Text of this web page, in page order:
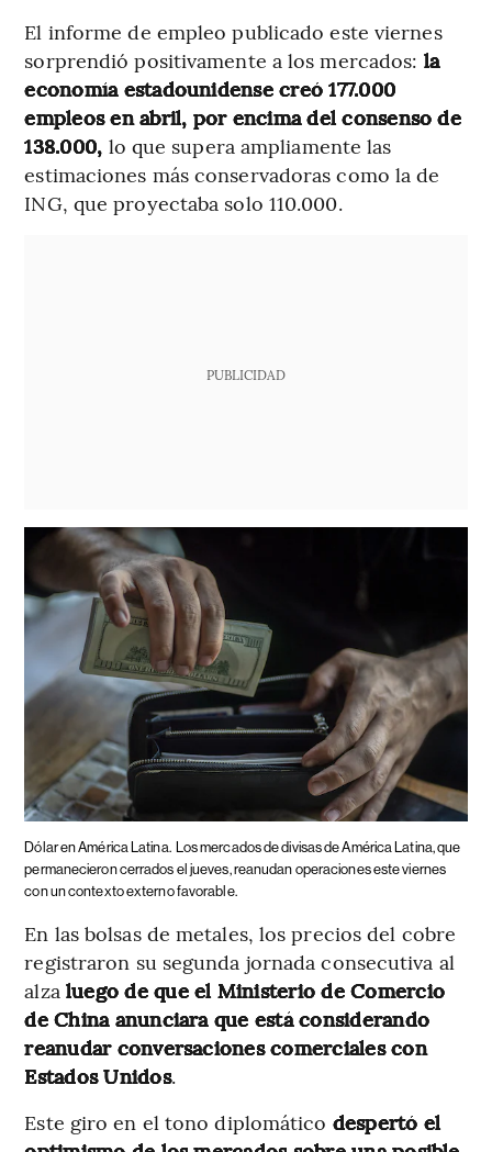
El informe de empleo publicado este viernes
sorprendió positivamente a los mercados: la
economía estadounidense creó 177.000
empleos en abril, por encima del consenso de
138.000, lo que supera ampliamente las
estimaciones más conservadoras como la de
ING, que proyectaba solo 110.000.
PUBLICIDAD
Dólar en América Latina.
Los mercados de divisas de América Latina, que
permanecieron cerrados el jueves, reanudan operaciones este viernes
con un contexto externo favorable.
En las bolsas de metales, los precios del cobre
registraron su segunda jornada consecutiva al
alza luego de que el Ministerio de Comercio
de China anunciara que está considerando
reanudar conversaciones comerciales con
Estados Unidos.
Este giro en el tono diplomático despertó el